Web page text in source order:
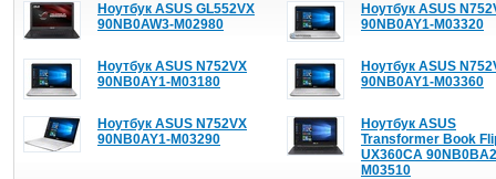
Ноутбук ASUS GL552VX
90NB0AW3-M02980
Ноутбук ASUS
90NB0AY1-M03320
Ноутбук ASUS N752VX
90NB0AY1-M03180
Ноутбук ASUS
90NB0AY1-M03360
Ноутбук ASUS N752VX
90NB0AY1-M03290
Ноутбук ASUS
Transformer Book
UX360CA
M03510